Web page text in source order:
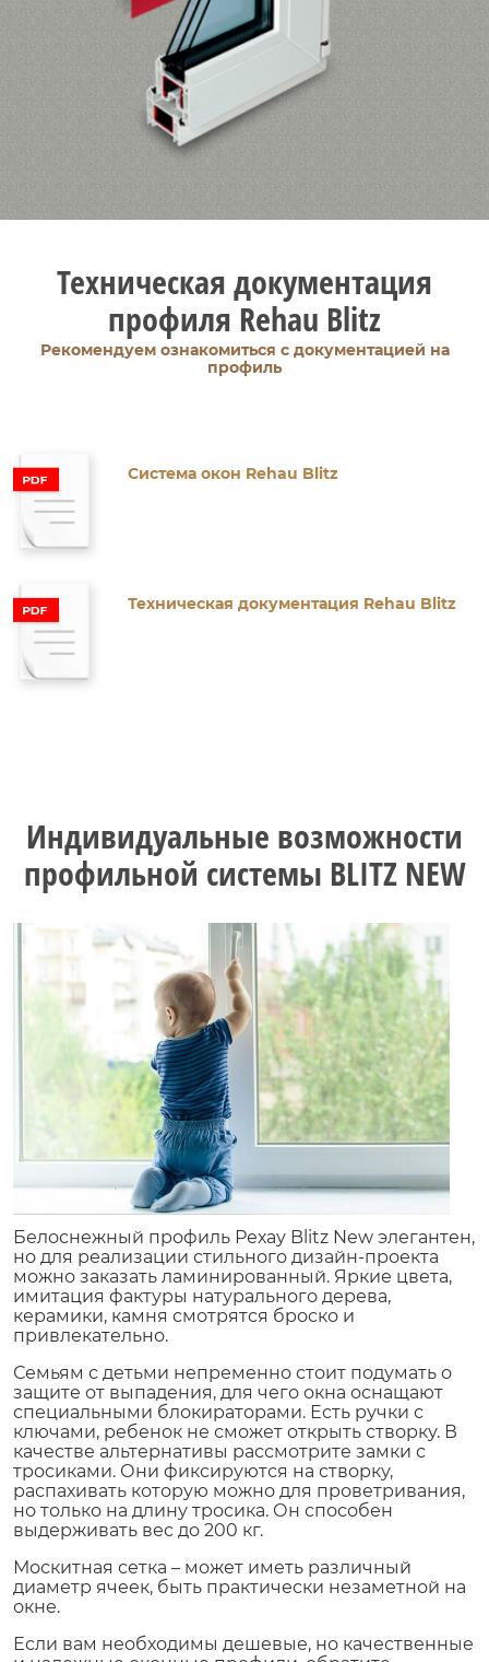
Техническая документация
профиля Rehau Blitz
Рекомендуем ознакомиться с документацией на
профиль
Система окон Rehau Blitz
Техническая документация Rehau Blitz
Индивидуальные возможности
профильной системы BLITZ NEW
Белоснежный профиль Рехау Blitz New элегантен,
но для реализации стильного дизайн-проекта
можно заказать ламинированный. Яркие цвета,
имитация фактуры натурального дерева,
керамики, камня смотрятся броско и
привлекательно.
Семьям с детьми непременно стоит подумать о
защите от выпадения, для чего окна оснащают
специальными блокираторами. Есть ручки с
ключами, ребенок не сможет открыть створку. В
качестве альтернативы рассмотрите замки с
тросиками. Они фиксируются на створку,
распахивать которую можно для проветривания,
но только на длину тросика. Он способен
выдерживать вес до 200 кг.
Москитная сетка – может иметь различный
диаметр ячеек, быть практически незаметной на
окне.
Если вам необходимы дешевые, но качественные